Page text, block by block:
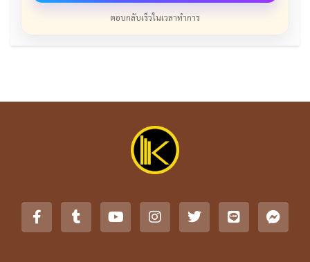
ตอบกลับเร็วในเวลาทำการ